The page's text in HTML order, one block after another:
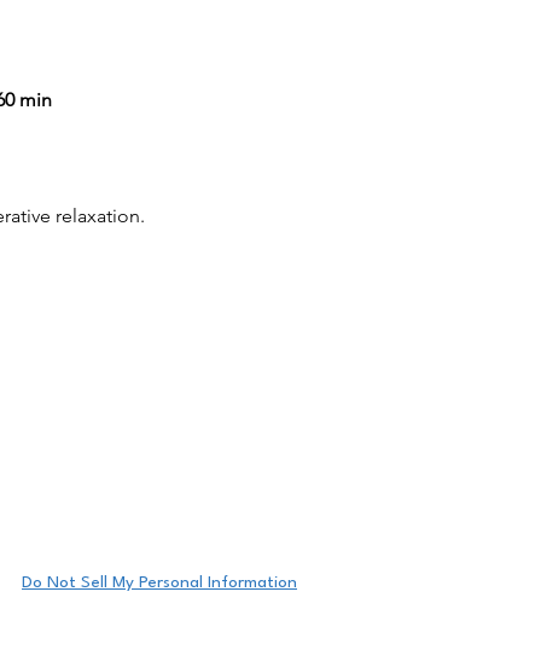
min
relaxation.
Do Not Sell My Personal Information